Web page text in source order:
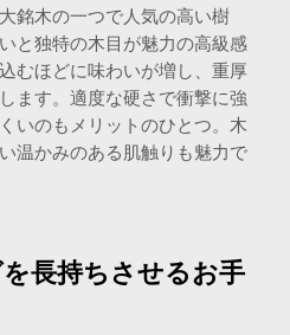
銘木の一つで人気の高い樹
と独特の木目が魅力の高級感
むほどに味わいが増し、重厚
ます。適度な硬さで衝撃に強
いのもメリットのひとつ。木
温かみのある肌触りも魅力で
長持ちさせるお手